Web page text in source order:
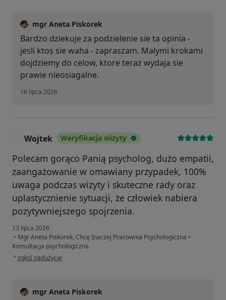
mgr Aneta Piskorek
Bardzo dziekuje za podzielenie sie ta opinia -
jesli ktos sie waha - zapraszam. Malymi krokami
dojdziemy do celow, ktore teraz wydaja sie
prawie nieosiagalne.
16 lipca 2026
Wojtek Weryfikacja wizyty
Polecam gorąco Panią psycholog, dużo empatii,
zaangażowanie w omawiany przypadek, 100%
uwaga podczas wizyty i skuteczne rady oraz
uplastycznienie sytuacji, że człowiek nabiera
pozytywniejszego spojrzenia.
13 lipca 2026
• Mgr Aneta Piskorek, Chcę Inaczej Pracownia Psychologiczna •
Konsultacja psychologiczna
• w opinii użytkownika Wojtek
zgłoś nadużycie
mgr Aneta Piskorek